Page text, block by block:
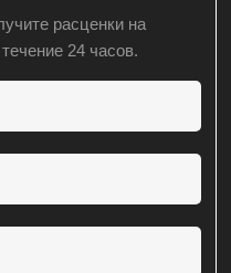
расценки на
24 часов.